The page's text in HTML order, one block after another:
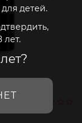
детей.
лет.